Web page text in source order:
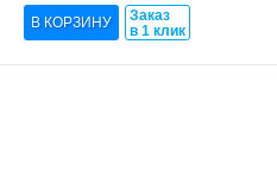
Заказ
в 1 клик